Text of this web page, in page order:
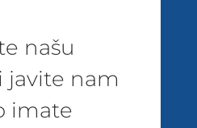
našu
javite nam
imate